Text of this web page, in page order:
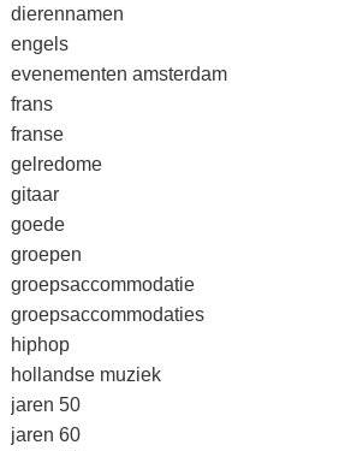
dierennamen
engels
evenementen amsterdam
frans
franse
gelredome
gitaar
goede
groepen
groepsaccommodatie
groepsaccommodaties
hiphop
hollandse muziek
jaren 50
jaren 60